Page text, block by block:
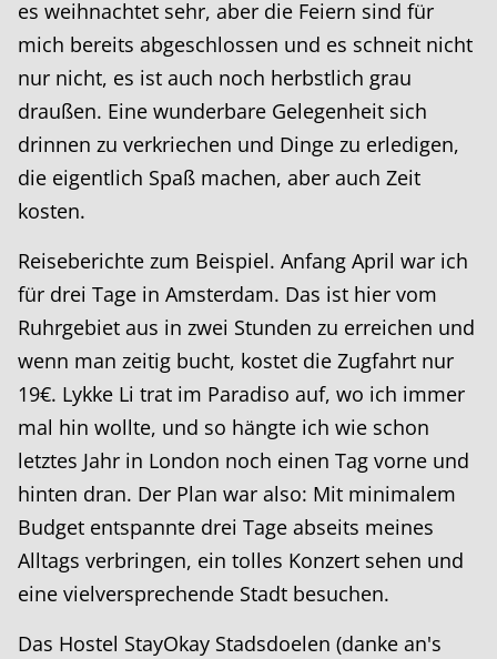
es weihnachtet sehr, aber die Feiern sind für
mich bereits abgeschlossen und es schneit nicht
nur nicht, es ist auch noch herbstlich grau
draußen. Eine wunderbare Gelegenheit sich
drinnen zu verkriechen und Dinge zu erledigen,
die eigentlich Spaß machen, aber auch Zeit
kosten.
Reiseberichte zum Beispiel. Anfang April war ich
für drei Tage in Amsterdam. Das ist hier vom
Ruhrgebiet aus in zwei Stunden zu erreichen und
wenn man zeitig bucht, kostet die Zugfahrt nur
19€. Lykke Li trat im Paradiso auf, wo ich immer
mal hin wollte, und so hängte ich wie schon
letztes Jahr in London noch einen Tag vorne und
hinten dran. Der Plan war also: Mit minimalem
Budget entspannte drei Tage abseits meines
Alltags verbringen, ein tolles Konzert sehen und
eine vielversprechende Stadt besuchen.
Das Hostel StayOkay Stadsdoelen (danke an's